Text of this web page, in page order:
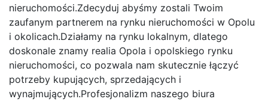
nieruchomości.Zdecyduj abyśmy zostali Twoim
zaufanym partnerem na rynku nieruchomości w Opolu
i okolicach.Działamy na rynku lokalnym, dlatego
doskonale znamy realia Opola i opolskiego rynku
nieruchomości, co pozwala nam skutecznie łączyć
potrzeby kupujących, sprzedających i
wynajmujących.Profesjonalizm naszego biura